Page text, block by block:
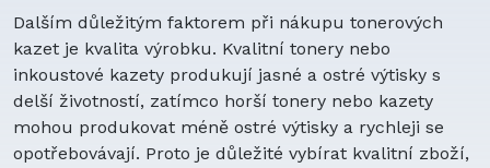
Dalším důležitým faktorem při nákupu tonerových
kazet je kvalita výrobku. Kvalitní tonery nebo
inkoustové kazety produkují jasné a ostré výtisky s
delší životností, zatímco horší tonery nebo kazety
mohou produkovat méně ostré výtisky a rychleji se
opotřebovávají. Proto je důležité vybírat kvalitní zboží,